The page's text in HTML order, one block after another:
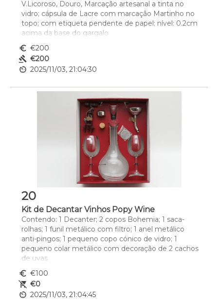
V.Licoroso, Douro, Marcação artesanal a tinta no
vidro; cápsula de Lacre com marcação Martinho no
topo; com etiqueta pendente de papel; nível: 0.2cm
acima da base do gargalo
euro_symbol €200
gavel €200
av_timer 2025/11/03, 21:04:30
20
Kit de Decantar Vinhos Popy Wine
Contendo: 1 Decanter; 2 copos Bohemia; 1 saca-
rolhas; 1 funil metálico com filtro; 1 anel metálico
anti-pingos; 1 pequeno copo cónico de vidro; 1
pequeno colar metálico com decoração de 2 cachos
de uvas
euro_symbol €100
remove_shopping_cart €0
av_timer 2025/11/03, 21:04:45